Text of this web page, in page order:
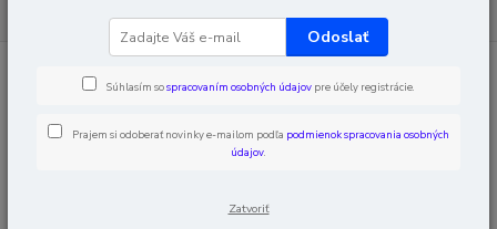
Príslušenstvo k automatike
Odoslať
Súhlasím sospracovaním osobných údajov pre účely registrácie.
Prajem si odoberať novinky e-mailom podľa podmienok spracovania osobných
údajov.
Zatvoriť